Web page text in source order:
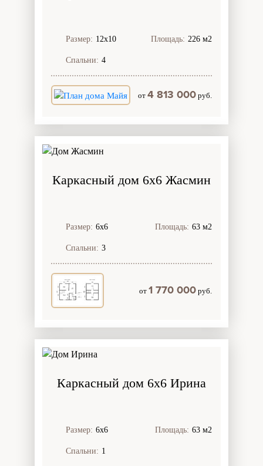
Размер: 12х10 Площадь: 226 м2
Спальни: 4
от 4 813 000 руб.
Каркасный дом 6х6 Жасмин
Размер: 6х6 Площадь: 63 м2
Спальни: 3
от 1 770 000 руб.
Каркасный дом 6х6 Ирина
Размер: 6х6 Площадь: 63 м2
Спальни: 1